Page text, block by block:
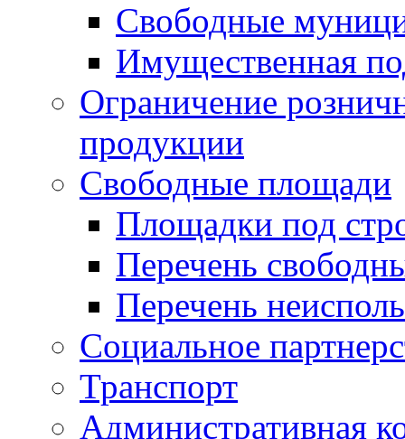
Свободные
Имущественная
Ограничение
продукции
Свободные площади
Площадки под
Перечень
Перечень
Социальное
Транспорт
Административная